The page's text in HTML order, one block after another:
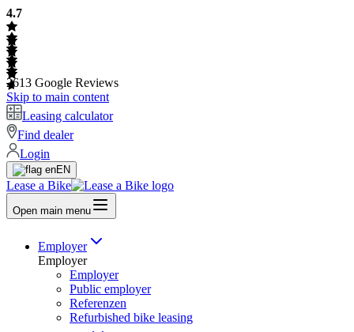
4.7
2613 Google Reviews
Skip to main content
Leasing calculator
Find dealer
Login
EN
Lease a Bike
Open main menu
Employer
Employer
Employer
Public employer
Referenzen
Refurbished bike leasing